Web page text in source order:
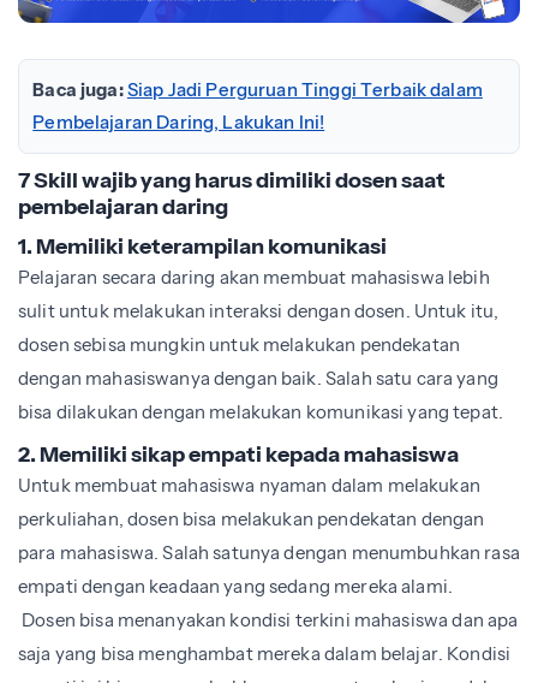
Baca juga:Siap Jadi Perguruan Tinggi Terbaik dalam
Pembelajaran Daring, Lakukan Ini!
7 Skill wajib yang harus dimiliki dosen saat
pembelajaran daring
1. Memiliki keterampilan komunikasi
Pelajaran secara daring akan membuat mahasiswa lebih
sulit untuk melakukan interaksi dengan dosen. Untuk itu,
dosen sebisa mungkin untuk melakukan pendekatan
dengan mahasiswanya dengan baik. Salah satu cara yang
bisa dilakukan dengan melakukan komunikasi yang tepat.
2. Memiliki sikap empati kepada mahasiswa
Untuk membuat mahasiswa nyaman dalam melakukan
perkuliahan, dosen bisa melakukan pendekatan dengan
para mahasiswa. Salah satunya dengan menumbuhkan rasa
empati dengan keadaan yang sedang mereka alami.
Dosen bisa menanyakan kondisi terkini mahasiswa dan apa
saja yang bisa menghambat mereka dalam belajar. Kondisi